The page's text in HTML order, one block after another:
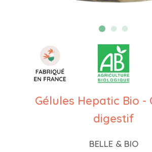
Gélules Hepatic Bio
digestif
BELLE & BIO